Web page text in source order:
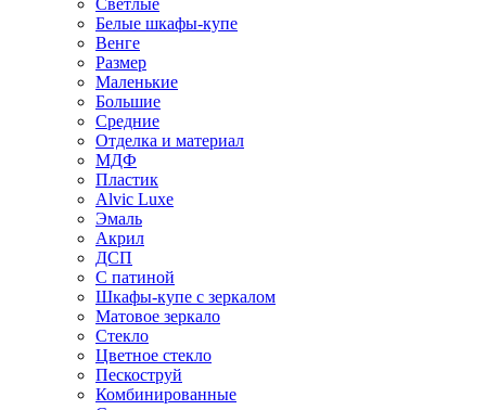
Светлые
Белые шкафы-купе
Венге
Размер
Маленькие
Большие
Средние
Отделка и материал
МДФ
Пластик
Alvic Luxe
Эмаль
Акрил
ДСП
С патиной
Шкафы-купе с зеркалом
Матовое зеркало
Стекло
Цветное стекло
Пескоструй
Комбинированные